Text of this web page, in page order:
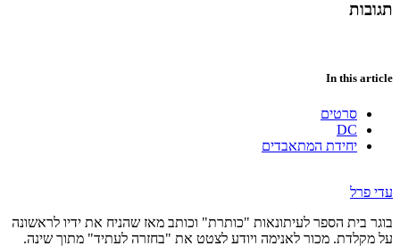
תגובות
In this article
סרטים
DC
יחידת המתאבדים
עדי פרל
בוגר בית הספר לעיתונאות "כותרת" וכותב מאז שהניח את ידיו לראשונה
על מקלדת. מכור לאנימה ויודע לצטט את "בחזרה לעתיד" מתוך שינה.